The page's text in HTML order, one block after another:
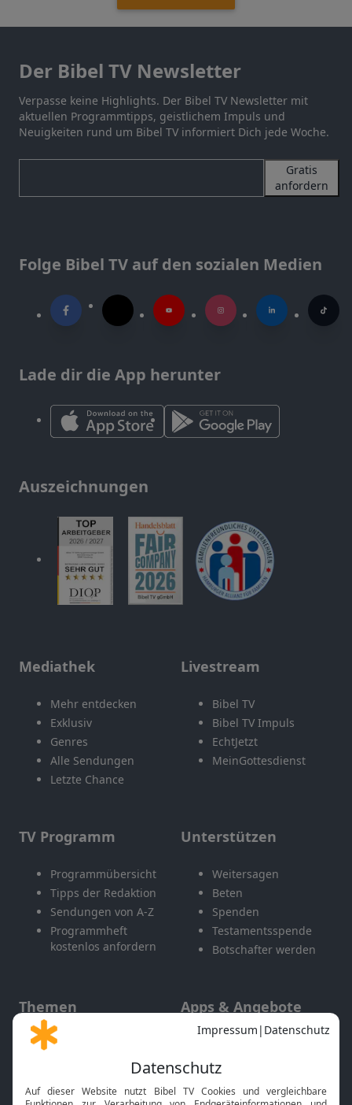
Der Bibel TV Newsletter
Verpasse keine Highlights. Der Bibel TV Newsletter mit
aktuellen Programmtipps, geistlichem Impuls und
Neuigkeiten rund um Bibel TV informiert Dich jede Woche.
Gratis
anfordern
Folge Bibel TV auf den sozialen Medien
Lade dir die App herunter
Auszeichnungen
Mediathek
Mehr entdecken
Exklusiv
Genres
Alle Sendungen
Letzte Chance
Livestream
Bibel TV
Bibel TV Impuls
EchtJetzt
MeinGottesdienst
TV Programm
Programmübersicht
Tipps der Redaktion
Sendungen von A-Z
Programmheft
kostenlos anfordern
Unterstützen
Weitersagen
Beten
Spenden
Testamentsspende
Botschafter werden
Themen
Gott und Bibel erklärt
Neuigkeiten
Apps & Angebote
Mobile App
Smart TV